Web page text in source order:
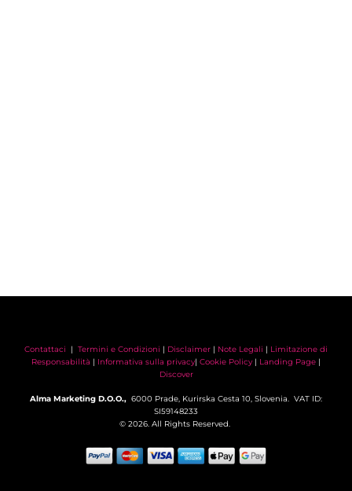
Contattaci | Termini e Condizioni | Disclaimer | Note Legali | Limitazione di
Responsabilità | Informativa sulla privacy| Cookie Policy | Landing Page |
Discover
Alma Marketing D.O.O., 6000 Prade, Kurirska Cesta 10, Slovenia. VAT ID:
SI59148233
© 2026. All Rights Reserved.